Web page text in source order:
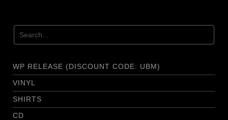
WP RELEASE (DISCOUNT CODE: UBM)
VINYL
SHIRTS
CD